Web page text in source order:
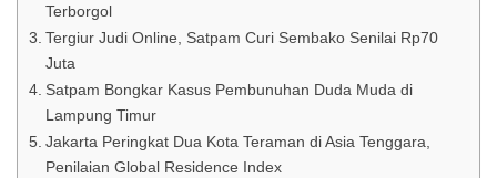
Terborgol
Tergiur Judi Online, Satpam Curi Sembako Senilai Rp70
Juta
Satpam Bongkar Kasus Pembunuhan Duda Muda di
Lampung Timur
Jakarta Peringkat Dua Kota Teraman di Asia Tenggara,
Penilaian Global Residence Index